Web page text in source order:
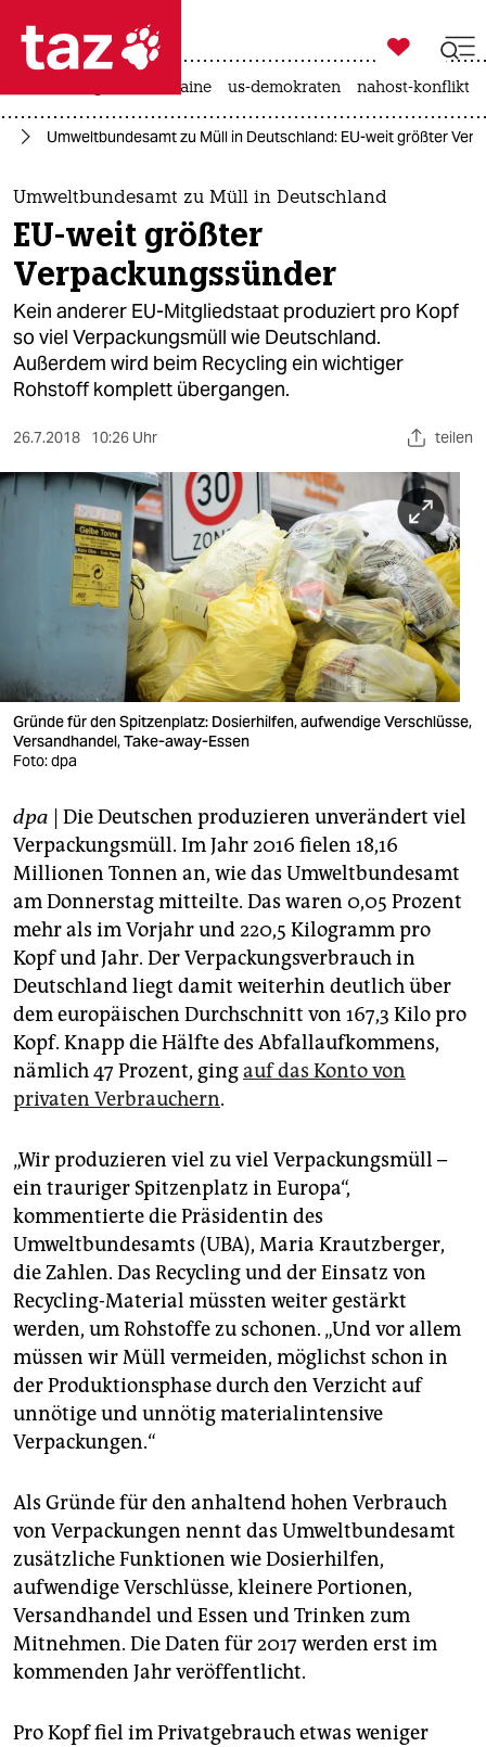
 taz zahl ich
taz zahl ich
themen
politik
öko
gesellschaft
kultur
sport
berlin
wahrheit
verlag
veranstaltungen
shop
fragen & hilfe
unterstützen
abo
genossenschaft
epaper login

taz zahl ich
krieg in der ukraine us-demokraten nahost-konflikt
Umweltbundesamt zu Müll in Deutschland: EU-weit größter
Umweltbundesamt zu Müll in Deutschland
EU-weit größter
Verpackungssünder
Kein anderer EU-Mitgliedstaat produziert pro Kopf
so viel Verpackungsmüll wie Deutschland.
Außerdem wird beim Recycling ein wichtiger
Rohstoff komplett übergangen.
26.7.2018 10:26 Uhr teilen
Gründe für den Spitzenplatz: Dosierhilfen, aufwendige Verschlüsse,
Versandhandel, Take-away-Essen
Foto: dpa
dpa | Die Deutschen produzieren unverändert viel
Verpackungsmüll. Im Jahr 2016 fielen 18,16
Millionen Tonnen an, wie das Umweltbundesamt
am Donnerstag mitteilte. Das waren 0,05 Prozent
mehr als im Vorjahr und 220,5 Kilogramm pro
Kopf und Jahr. Der Verpackungsverbrauch in
Deutschland liegt damit weiterhin deutlich über
dem europäischen Durchschnitt von 167,3 Kilo pro
Kopf. Knapp die Hälfte des Abfallaufkommens,
nämlich 47 Prozent, gingauf das Konto von
privaten Verbrauchern.
„Wir produzieren viel zu viel Verpackungsmüll –
ein trauriger Spitzenplatz in Europa“,
kommentierte die Präsidentin des
Umweltbundesamts (UBA), Maria Krautzberger,
die Zahlen. Das Recycling und der Einsatz von
Recycling-Material müssten weiter gestärkt
werden, um Rohstoffe zu schonen. „Und vor allem
müssen wir Müll vermeiden, möglichst schon in
der Produktionsphase durch den Verzicht auf
unnötige und unnötig materialintensive
Verpackungen.“
Als Gründe für den anhaltend hohen Verbrauch
von Verpackungen nennt das Umweltbundesamt
zusätzliche Funktionen wie Dosierhilfen,
aufwendige Verschlüsse, kleinere Portionen,
Versandhandel und Essen und Trinken zum
Mitnehmen. Die Daten für 2017 werden erst im
kommenden Jahr veröffentlicht.
Pro Kopf fiel im Privatgebrauch etwas weniger